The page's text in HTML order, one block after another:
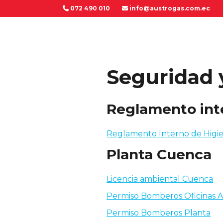
072 490 010 info@austrogas.com.ec
Seguridad
Reglamento
Reglamento Interno de
Planta Cuenca
Licencia ambiental Cuenca
Permiso Bomberos Oficinas
Permiso Bomberos Planta